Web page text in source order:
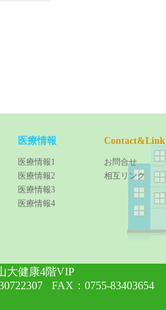
医療情報
医療情報1
医療情報2
医療情報3
医療情報4
Contact&Link
お問合せ
相互リンク
大健康4階VIP
FAX：0755-83403654